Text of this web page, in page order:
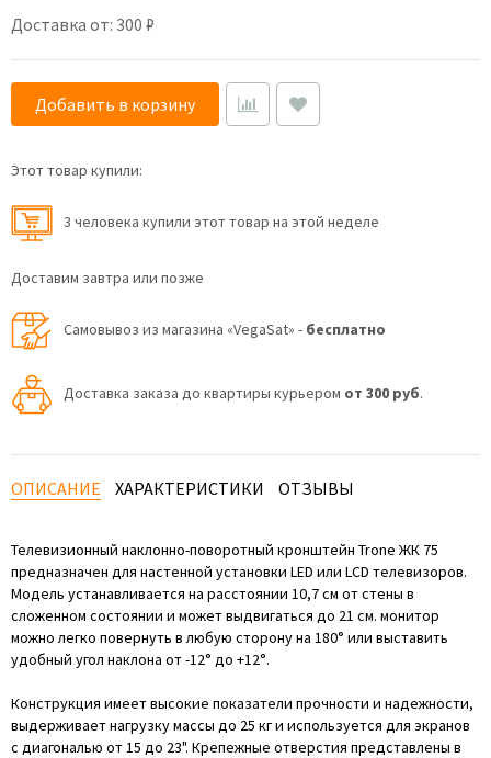
Доставка от: 300 ₽
Добавить в корзину
Этот товар купили:
3 человекa купили этот товар на этой неделе
Доставим завтра или позже
Самовывоз из магазина «VegaSat» - бесплатно
Доставка заказа до квартиры курьером от 300 руб.
ОПИСАНИЕ ХАРАКТЕРИСТИКИ ОТЗЫВЫ
Телевизионный наклонно-поворотный кронштейн Trone ЖК 75
предназначен для настенной установки LED или LCD телевизоров.
Модель устанавливается на расстоянии 10,7 см от стены в
сложенном состоянии и может выдвигаться до 21 см. монитор
можно легко повернуть в любую сторону на 180° или выставить
удобный угол наклона от -12° до +12°.
Конструкция имеет высокие показатели прочности и надежности,
выдерживает нагрузку массы до 25 кг и используется для экранов
с диагональю от 15 до 23". Крепежные отверстия представлены в